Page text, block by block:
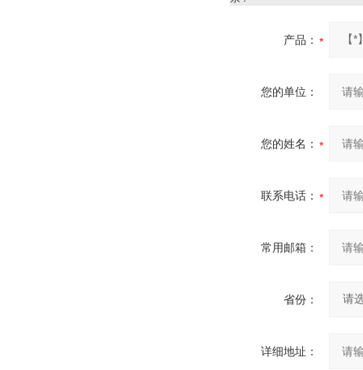
产品：
您的单位：
您的姓名：
联系电话：
常用邮箱：
省份：
详细地址：